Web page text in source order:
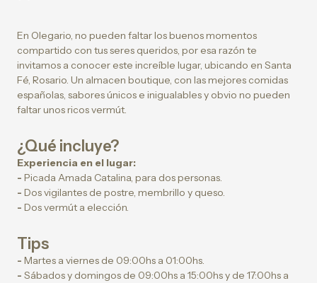
En Olegario, no pueden faltar los buenos momentos
compartido con tus seres queridos, por esa razón te
invitamos a conocer este increíble lugar, ubicando en Santa
Fé, Rosario. Un almacen boutique, con las mejores comidas
españolas, sabores únicos e inigualables y obvio no pueden
faltar unos ricos vermút.
¿Qué incluye?
Experiencia en el lugar:
- Picada Amada Catalina, para dos personas.
- Dos vigilantes de postre, membrillo y queso.
- Dos vermút a elección.
Tips
- Martes a viernes de 09:00hs a 01:00hs.
- Sábados y domingos de 09:00hs a 15:00hs y de 17:00hs a